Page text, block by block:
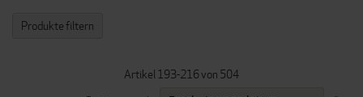
Artikel 193-216von 504
Produkte filtern